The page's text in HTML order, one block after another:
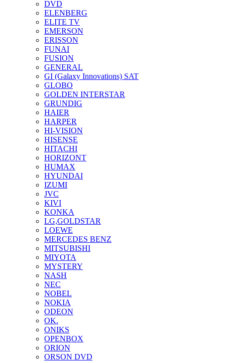
DVD
ELENBERG
ELITE TV
EMERSON
ERISSON
FUNAI
FUSION
GENERAL
GI (Galaxy Innovations) SAT
GLOBO
GOLDEN INTERSTAR
GRUNDIG
HAIER
HARPER
HI-VISION
HISENSE
HITACHI
HORIZONT
HUMAX
HYUNDAI
IZUMI
JVC
KIVI
KONKA
LG,GOLDSTAR
LOEWE
MERCEDES BENZ
MITSUBISHI
MIYOTA
MYSTERY
NASH
NEC
NOBEL
NOKIA
ODEON
OK.
ONIKS
OPENBOX
ORION
ORSON DVD